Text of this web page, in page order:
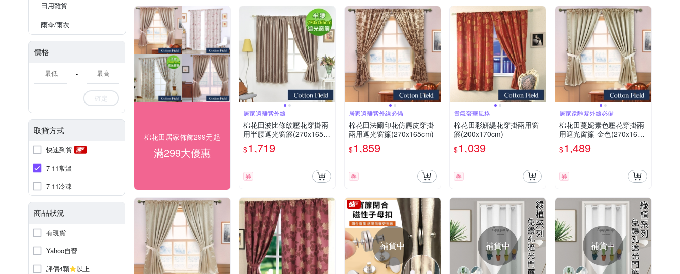
日用雜貨
雨傘/雨衣
價格
-
確定
取貨方式
快速到貨
7-11常溫
7-11冷凍
商品狀況
有現貨
Yahoo自營
評價4顆
以上
棉花田居家佈飾299元起
滿299大優惠
居家遠離紫外線
棉花田波比條紋壓花穿掛兩
用半腰遮光窗簾(270x165c
m)
$1,719
券
居家遠離紫外線必備
棉花田法爾印花仿麂皮穿掛
兩用遮光窗簾(270x165cm)
$1,859
券
貴氣奢華風格
棉花田彩妍緹花穿掛兩用窗
簾(200x170cm)
$1,039
券
居家遠離紫外線必備
棉花田蔓妮素色壓花穿掛兩
用遮光窗簾-金色(270x165c
m)
$1,489
券
補貨中 補貨中 補貨中